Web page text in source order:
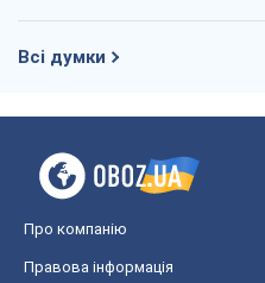
Всі думки
Про компанію
Правова інформація